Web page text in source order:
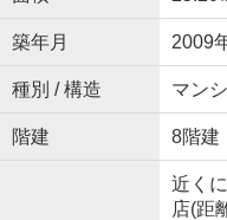
築年月 2009
種別 / 構造 マン
階建 8階建
近く
店(距